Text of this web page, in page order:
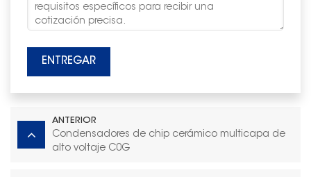
ENTREGAR
ANTERIOR
Condensadores de chip cerámico multicapa de
alto voltaje C0G